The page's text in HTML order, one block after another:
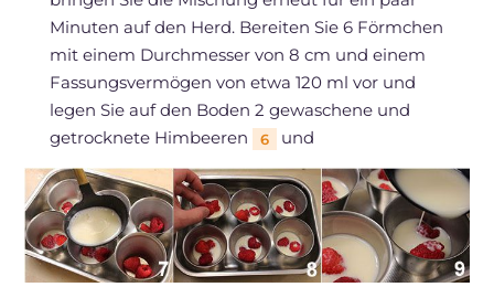
Minuten auf den Herd. Bereiten Sie 6 Förmchen
mit einem Durchmesser von 8 cm und einem
Fassungsvermögen von etwa 120 ml vor und
legen Sie auf den Boden 2 gewaschene und
getrocknete Himbeeren
6 und